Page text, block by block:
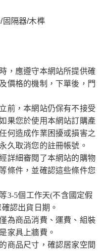
固隔器/木榫
，應遵守本網站所提供確
價格的機制，下單後，門
前，本網站仍保有不接受
果您於使用本網站訂購產
何造成作業困擾或損害之
久取消您的註冊帳號。
詳細審閱了本網站的購物
條件，並確認這些條件您
3-5個工作天(不含國定假
認出貨日期。
為商品消費、運費、組裝
家具上牆費。
商品尺寸，確認居家空間